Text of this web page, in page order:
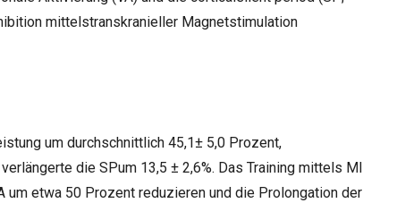
mittelstranskranieller Magnetstimulation
um durchschnittlich 45,1± 5,0 Prozent,
die SPum 13,5 ± 2,6%. Das Training mittels MI
um etwa 50 Prozent reduzieren und die Prolongation der